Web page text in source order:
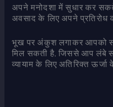
अपने मनोदशा में सुधार कर
अवसाद के लिए अपने प्रतिरोध
भूख पर अंकुश लगाकर आपको
मिल सकती है, जिससे आप
व्यायाम के लिए अतिरिक्त